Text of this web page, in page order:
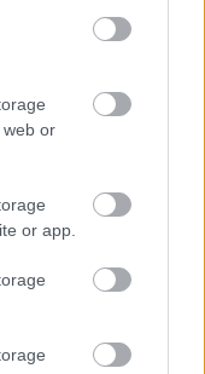
web or
or app.
az